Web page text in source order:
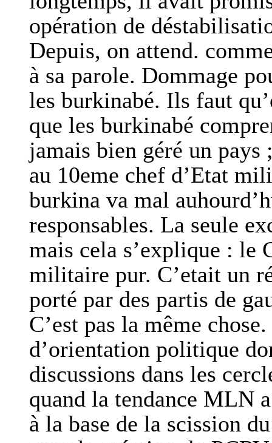
opération de
Depuis, on attend.
à sa parole. Dommage
les burkinabé. Ils faut
que les burkinabé
jamais bien géré un pays
au 10eme chef d’Etat
burkina va mal
responsables. La seule
mais cela s’explique : le
militaire pur. C’etait un
porté par des partis de
C’est pas la même
d’orientation politique
discussions dans les
quand la tendance MLN
à la base de la scission